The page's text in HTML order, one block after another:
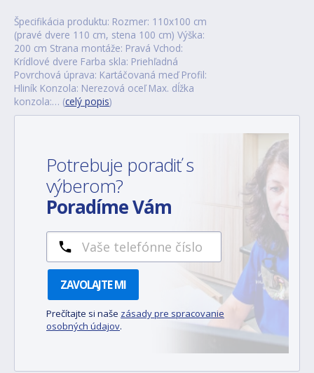
Špecifikácia produktu: Rozmer: 110x100 cm
(pravé dvere 110 cm, stena 100 cm) Výška:
200 cm Strana montáže: Pravá Vchod:
Krídlové dvere Farba skla: Priehľadná
Povrchová úprava: Kartáčovaná meď Profil:
Hliník Konzola: Nerezová oceľ Max. dĺžka
konzola:… (celý popis)
Potrebuje poradiť s
výberom?
Poradíme Vám
ZAVOLAJTE MI
Prečítajte si naše zásady pre spracovanie
osobných údajov.